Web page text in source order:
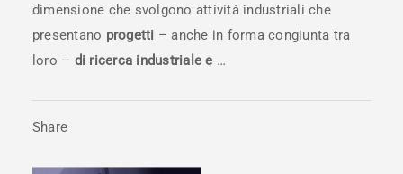
dimensione che svolgono attività industriali che
presentano progetti – anche in forma congiunta tra
loro – di ricerca industriale e …
Share